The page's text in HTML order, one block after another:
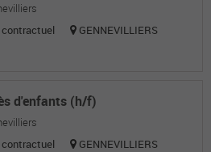
GENNEVILLIERS
d'enfants (h/f)
GENNEVILLIERS